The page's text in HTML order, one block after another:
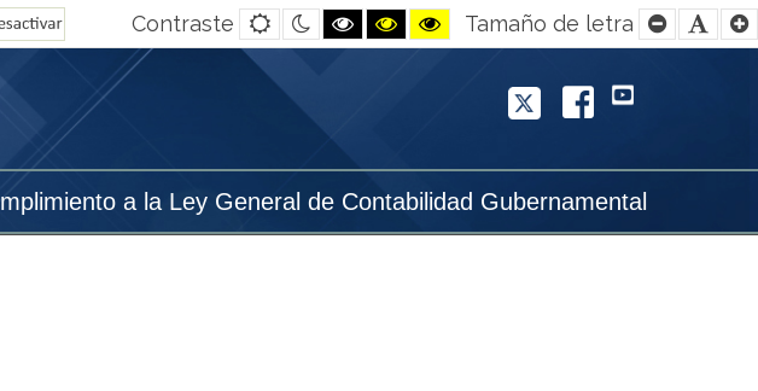
Contraste
Default
contrast
Night
contrast
Black
and
Black
and
Yellow
and
contrast
Tamaño de letra
Smaller
FontFont
a la Ley General de Contabilidad Gubernamental
Twitter
Facebook
YouTube